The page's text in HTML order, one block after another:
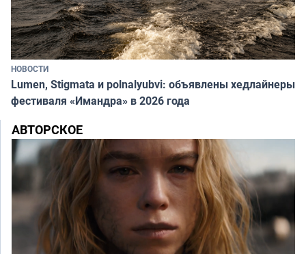
НОВОСТИ
Lumen, Stigmata и polnalyubvi: объявлены хедлайнеры
фестиваля «Имандра» в 2026 года
АВТОРСКОЕ